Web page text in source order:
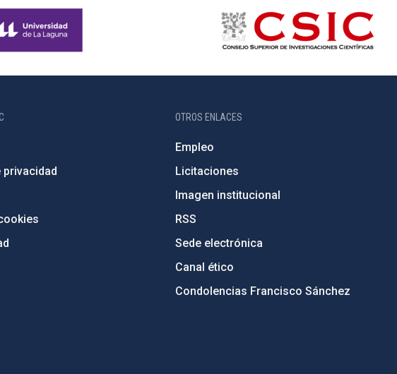
privacidad
OTROS ENLACES
Empleo
Licitaciones
Imagen institucional
RSS
Sede electrónica
Canal ético
Condolencias Francisco Sánchez